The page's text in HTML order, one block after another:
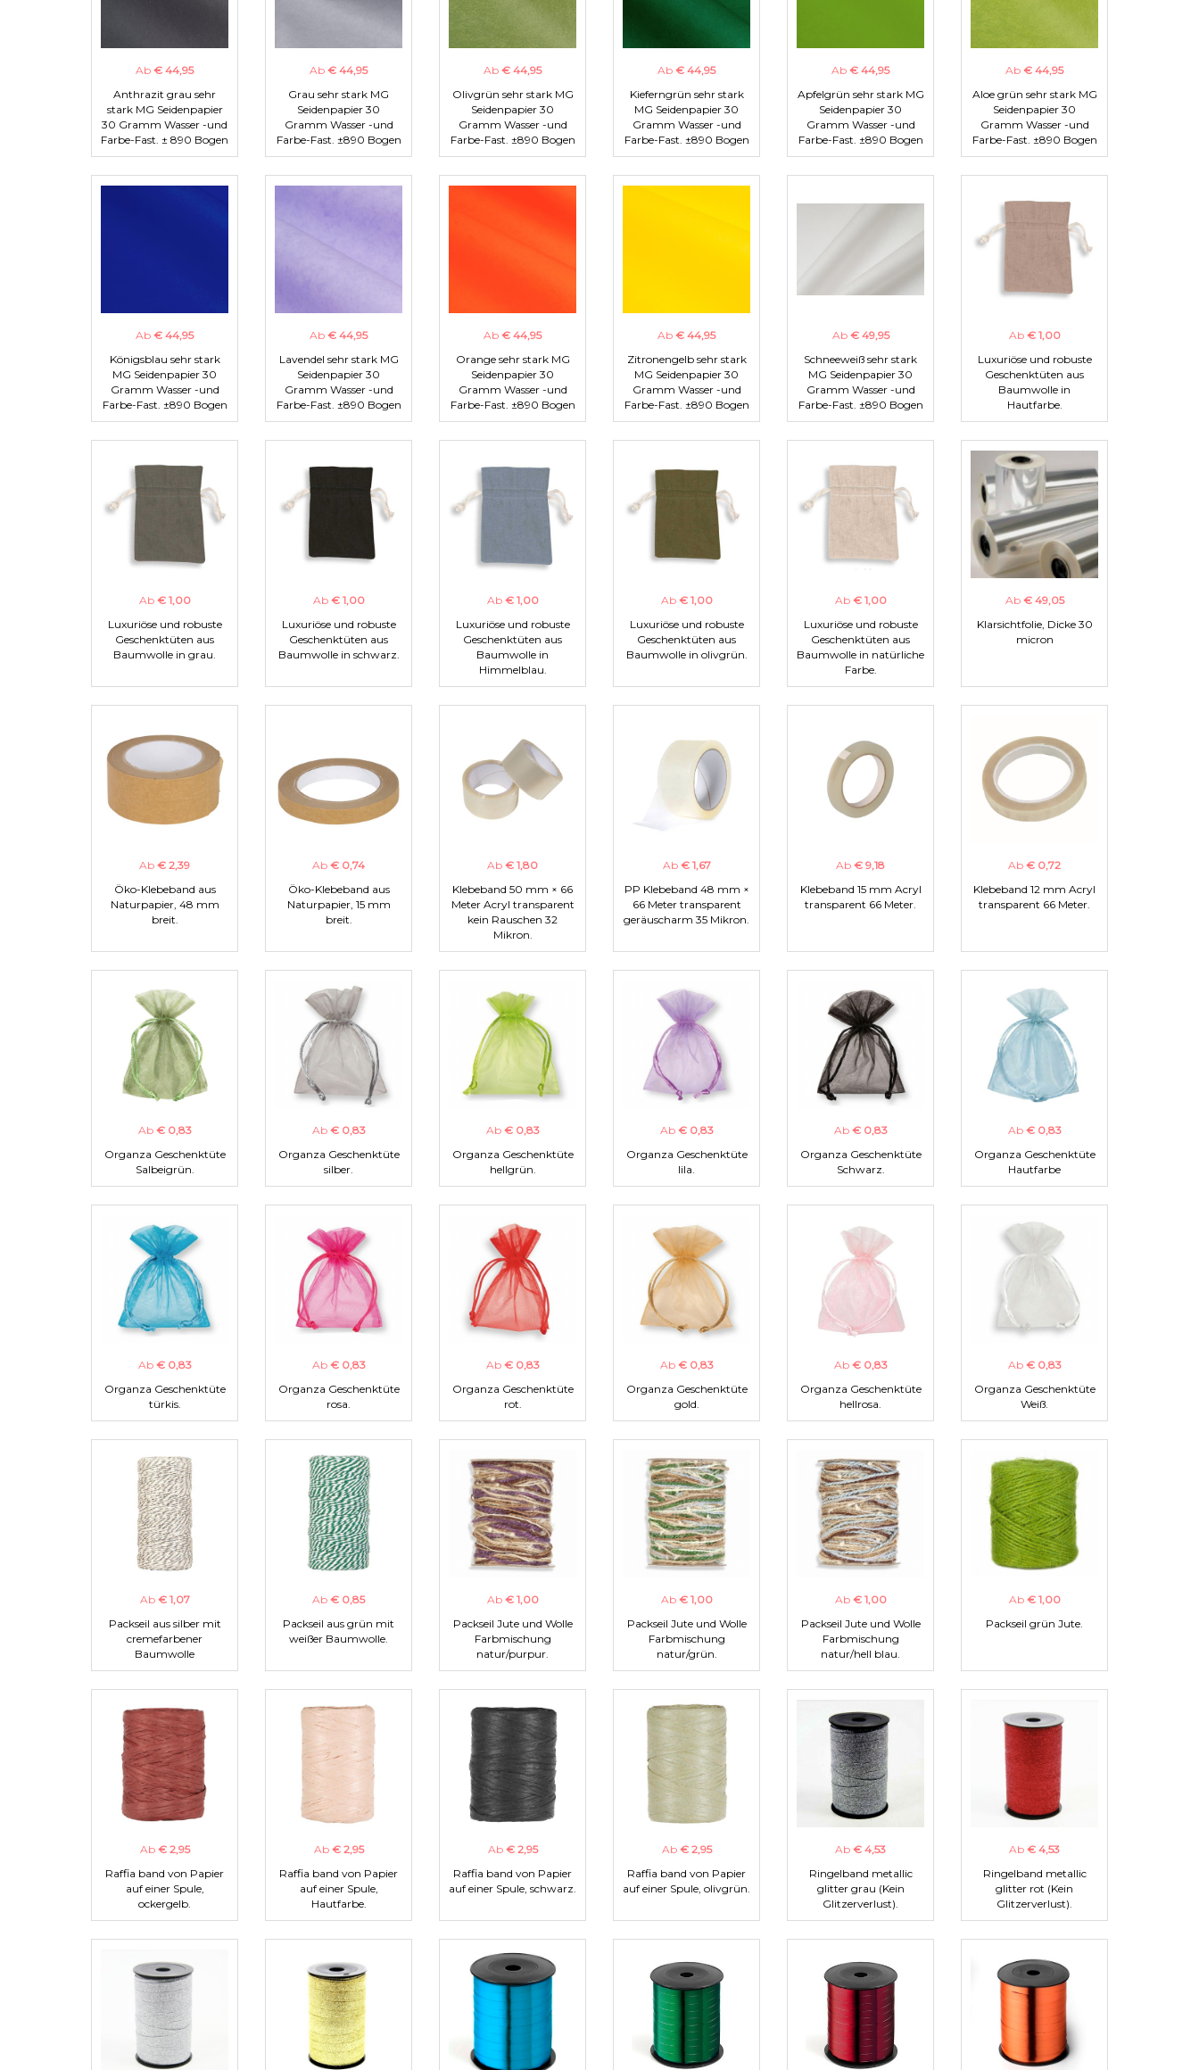
Ab € 44,95
Anthrazit grau sehr
stark MG Seidenpapier
30 Gramm Wasser -und
Farbe-Fast. ± 890 Bogen
Ab € 44,95
Grau sehr stark MG
Seidenpapier 30
Gramm Wasser -und
Farbe-Fast. ±890 Bogen
Ab € 44,95
Olivgrün sehr stark MG
Seidenpapier 30
Gramm Wasser -und
Farbe-Fast. ±890 Bogen
Ab € 44,95
Kieferngrün sehr stark
MG Seidenpapier 30
Gramm Wasser -und
Farbe-Fast. ±890 Bogen
Ab € 44,95
Apfelgrün sehr stark MG
Seidenpapier 30
Gramm Wasser -und
Farbe-Fast. ±890 Bogen
Ab € 44,95
Aloe grün sehr stark MG
Seidenpapier 30
Gramm Wasser -und
Farbe-Fast. ±890 Bogen
Ab € 44,95
Königsblau sehr stark
MG Seidenpapier 30
Gramm Wasser -und
Farbe-Fast. ±890 Bogen
Ab € 44,95
Lavendel sehr stark MG
Seidenpapier 30
Gramm Wasser -und
Farbe-Fast. ±890 Bogen
Ab € 44,95
Orange sehr stark MG
Seidenpapier 30
Gramm Wasser -und
Farbe-Fast. ±890 Bogen
Ab € 44,95
Zitronengelb sehr stark
MG Seidenpapier 30
Gramm Wasser -und
Farbe-Fast. ±890 Bogen
Ab € 49,95
Schneeweiß sehr stark
MG Seidenpapier 30
Gramm Wasser -und
Farbe-Fast. ±890 Bogen
Ab € 1,00
Luxuriöse und robuste
Geschenktüten aus
Baumwolle in
Hautfarbe.
Ab € 1,00
Luxuriöse und robuste
Geschenktüten aus
Baumwolle in grau.
Ab € 1,00
Luxuriöse und robuste
Geschenktüten aus
Baumwolle in schwarz.
Ab € 1,00
Luxuriöse und robuste
Geschenktüten aus
Baumwolle in
Himmelblau.
Ab € 1,00
Luxuriöse und robuste
Geschenktüten aus
Baumwolle in olivgrün.
Ab € 1,00
Luxuriöse und robuste
Geschenktüten aus
Baumwolle in natürliche
Farbe.
Ab € 49,05
Klarsichtfolie, Dicke 30
micron
Ab € 2,39
Öko-Klebeband aus
Naturpapier, 48 mm
breit.
Ab € 0,74
Öko-Klebeband aus
Naturpapier, 15 mm
breit.
Ab € 1,80
Klebeband 50 mm × 66
Meter Acryl transparent
kein Rauschen 32
Mikron.
Ab € 1,67
PP Klebeband 48 mm ×
66 Meter transparent
geräuscharm 35 Mikron.
Ab € 9,18
Klebeband 15 mm Acryl
transparent 66 Meter.
Ab € 0,72
Klebeband 12 mm Acryl
transparent 66 Meter.
Ab € 0,83
Organza Geschenktüte
Salbeigrün.
Ab € 0,83
Organza Geschenktüte
silber.
Ab € 0,83
Organza Geschenktüte
hellgrün.
Ab € 0,83
Organza Geschenktüte
lila.
Ab € 0,83
Organza Geschenktüte
Schwarz.
Ab € 0,83
Organza Geschenktüte
Hautfarbe
Ab € 0,83
Organza Geschenktüte
türkis.
Ab € 0,83
Organza Geschenktüte
rosa.
Ab € 0,83
Organza Geschenktüte
rot.
Ab € 0,83
Organza Geschenktüte
gold.
Ab € 0,83
Organza Geschenktüte
hellrosa.
Ab € 0,83
Organza Geschenktüte
Weiß.
Ab € 1,07
Packseil aus silber mit
cremefarbener
Baumwolle
Ab € 0,85
Packseil aus grün mit
weißer Baumwolle.
Ab € 1,00
Packseil Jute und Wolle
Farbmischung
natur/purpur.
Ab € 1,00
Packseil Jute und Wolle
Farbmischung
natur/grün.
Ab € 1,00
Packseil Jute und Wolle
Farbmischung
natur/hell blau.
Ab € 1,00
Packseil grün Jute.
Ab € 2,95
Raffia band von Papier
auf einer Spule,
ockergelb.
Ab € 2,95
Raffia band von Papier
auf einer Spule,
Hautfarbe.
Ab € 2,95
Raffia band von Papier
auf einer Spule, schwarz.
Ab € 2,95
Raffia band von Papier
auf einer Spule, olivgrün.
Ab € 4,53
Ringelband metallic
glitter grau (Kein
Glitzerverlust).
Ab € 4,53
Ringelband metallic
glitter rot (Kein
Glitzerverlust).